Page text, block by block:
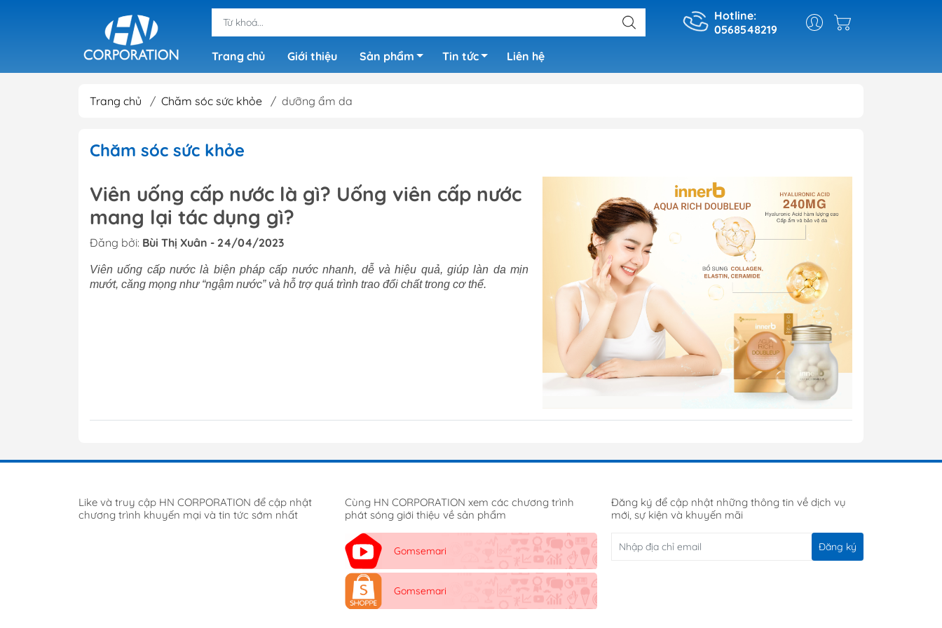
Hotline:
0568548219
Trang chủ
Giới thiệu Sản phẩm Tin tức Liên hệ
Trang chủ / Chăm sóc sức khỏe / dưỡng ẩm da
Chăm sóc sức khỏe
Viên uống cấp nước là gì? Uống viên cấp nước
mang lại tác dụng gì?
Đăng bởi: Bùi Thị Xuân - 24/04/2023
Viên uống cấp nước là biện pháp cấp nước nhanh, dễ và hiệu quả, giúp làn da mịn
mướt, căng mọng như “ngậm nước” và hỗ trợ quá trình trao đổi chất trong cơ thể.
Like và truy cập HN CORPORATION để cập nhật
chương trình khuyến mại và tin tức sớm nhất
Cùng HN CORPORATION xem các chương trình
phát sóng giới thiệu về sản phẩm
Gomsemari
Gomsemari
Đăng ký để cập nhật những thông tin về dịch vụ
mới, sự kiện và khuyến mãi
Đăng ký